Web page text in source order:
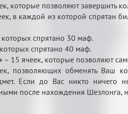
которые позволяют завершить
в каждой из которой спрятан
которых спрятано 30 маф.
спрятано 40 маф.
– 15 ячеек, которые позволяют
позволяющих обменять Ваш
Если до Вас никто ничего
после нахождения Шезлонга,